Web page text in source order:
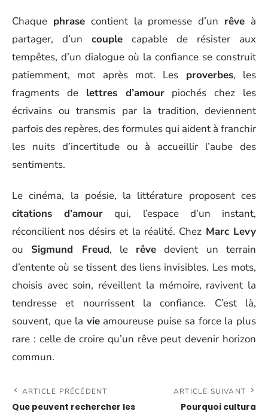
Chaque phrasecontient la promesse d’un rêve à
partager, d’un couple capable de résister aux
tempêtes, d’un dialogue où la confiance se construit
patiemment, mot après mot. Les proverbes, les
fragments de lettres d’amourpiochés chez les
écrivains ou transmis par la tradition, deviennent
parfois des repères, des formules qui aident à franchir
les nuits d’incertitude ou à accueillir l’aube des
sentiments.
Le cinéma, la poésie, la littérature proposent ces
citations d’amour qui, l’espace d’un instant,
réconcilient nos désirs et la réalité. Chez Marc Levy
ou Sigmund Freud, le rêve devient un terrain
d’entente où se tissent des liens invisibles. Les mots,
choisis avec soin, réveillent la mémoire, ravivent la
tendresse et nourrissent la confiance. C’est là,
souvent, que la vieamoureuse puise sa force la plus
rare : celle de croire qu’un rêve peut devenir horizon
commun.
ARTICLE PRÉCÉDENT
Que peuvent rechercher les
ARTICLE SUIVANT
Pourquoi cultura